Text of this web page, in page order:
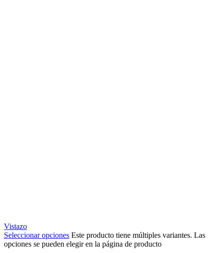
Vistazo
Seleccionar opciones Este producto tiene múltiples variantes. Las
opciones se pueden elegir en la página de producto